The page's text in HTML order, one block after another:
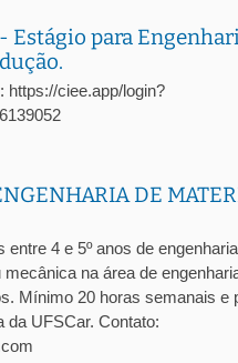
Estágio para
https://ciee.app/login?
DE
entre 4 e 5º anos de
na área de
Mínimo 20 horas semanais e
da UFSCar. Contato: